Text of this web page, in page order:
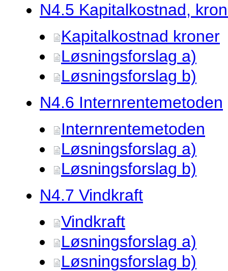
N4.5 Kapitalkostnad,
Kapitalkostnad kroner
Løsningsforslag a)
Løsningsforslag b)
N4.6 Internrentemetoden
Internrentemetoden
Løsningsforslag a)
Løsningsforslag b)
N4.7 Vindkraft
Vindkraft
Løsningsforslag a)
Løsningsforslag b)